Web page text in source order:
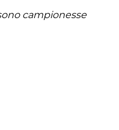
campionesse